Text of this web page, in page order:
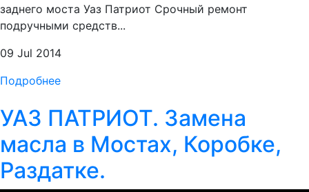
заднего моста Уаз Патриот Срочный ремонт
подручными средств...
09 Jul 2014
Подробнее
УАЗ ПАТРИОТ. Замена
масла в Мостах, Коробке,
Раздатке.